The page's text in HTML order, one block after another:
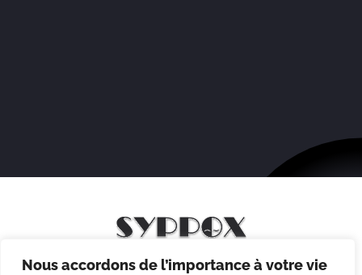
Nous accordons de l’importance à votre vie